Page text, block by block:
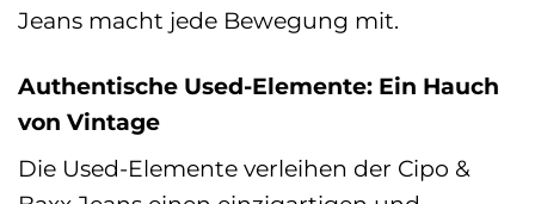
Jeans macht jede Bewegung mit.
Authentische Used-Elemente: Ein Hauch
von Vintage
Die Used-Elemente verleihen der Cipo &